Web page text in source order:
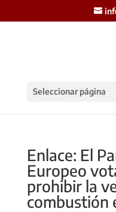
Seleccionar página
Enlace: El
Europeo
prohibir la
combustión